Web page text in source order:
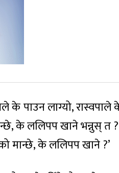
के पाउन लाग्यो,
के ललिपप खाने भन्नुस् त
मान्छे, के ललिपप खाने ?’